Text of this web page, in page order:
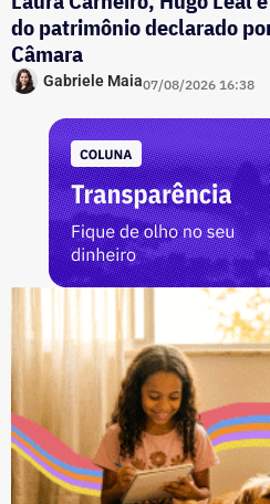
do patrimônio declarado
Câmara
Gabriele Maia07/08/2026 16:38